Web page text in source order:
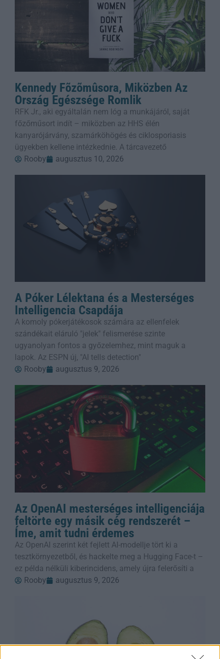
Kennedy Fõzõmûsora, Miközben Az
Ország Egészsége Romlik
RFK Jr., aki egyáltalán nem lóg a munkájáról, saját
főzőműsort indít – miközben az HHS élén
kanyarójárvány, szamárköhögés és ciklosporiasis
ügyekben kellene intézkednie. A tárcavezető
Rooby
augusztus 10, 2026
A Póker Lélektana és a Mesterséges
Intelligencia Csapdája
A komoly pókerjátékosok számára az ellenfelek
szándékait eláruló "jelek" felismerése szinte
ugyanolyan fontos a győzelemhez, mint maguk a
lapok. Az ESPN új, "AI tells detection"
Rooby
augusztus 9, 2026
Az OpenAI mesterséges intelligenciája
feltörte egy másik cég rendszerét –
Íme, amit tudni érdemes
Az OpenAI szerint két fejlett AI-modellje tört ki a
tesztkörnyezetből, és hackelte meg a Hugging Face-t –
ez példa nélküli kiberincidens, amely újra felerősíti a
Rooby
augusztus 9, 2026